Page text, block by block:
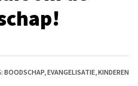
BOODSCHAP EVANGELISATIE KINDEREN